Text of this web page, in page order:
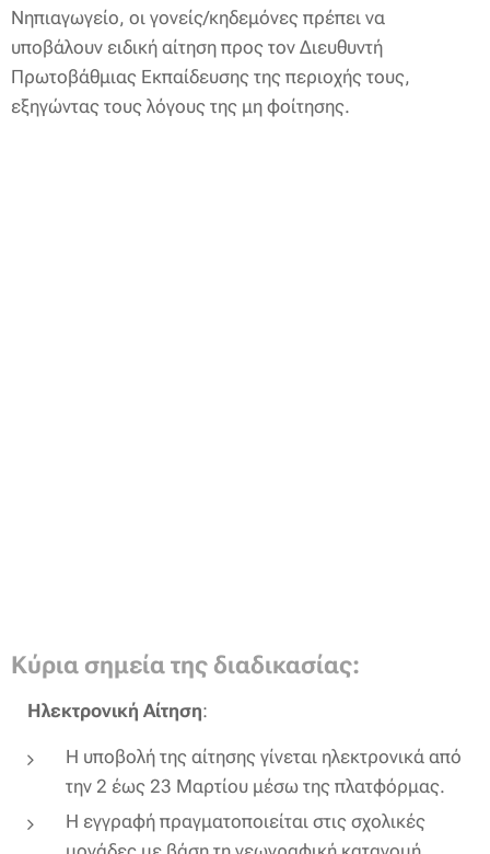
Νηπιαγωγείο, οι γονείς/κηδεμόνες πρέπει να
υποβάλουν ειδική αίτηση προς τον Διευθυντή
Πρωτοβάθμιας Εκπαίδευσης της περιοχής τους,
εξηγώντας τους λόγους της μη φοίτησης.
Κύρια σημεία της διαδικασίας:
Ηλεκτρονική Αίτηση:
Η υποβολή της αίτησης γίνεται ηλεκτρονικά από
την 2 έως 23 Μαρτίου μέσω της πλατφόρμας.
Η εγγραφή πραγματοποιείται στις σχολικές